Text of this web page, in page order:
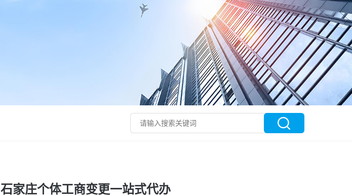
石家庄个体工商变更一站式代办